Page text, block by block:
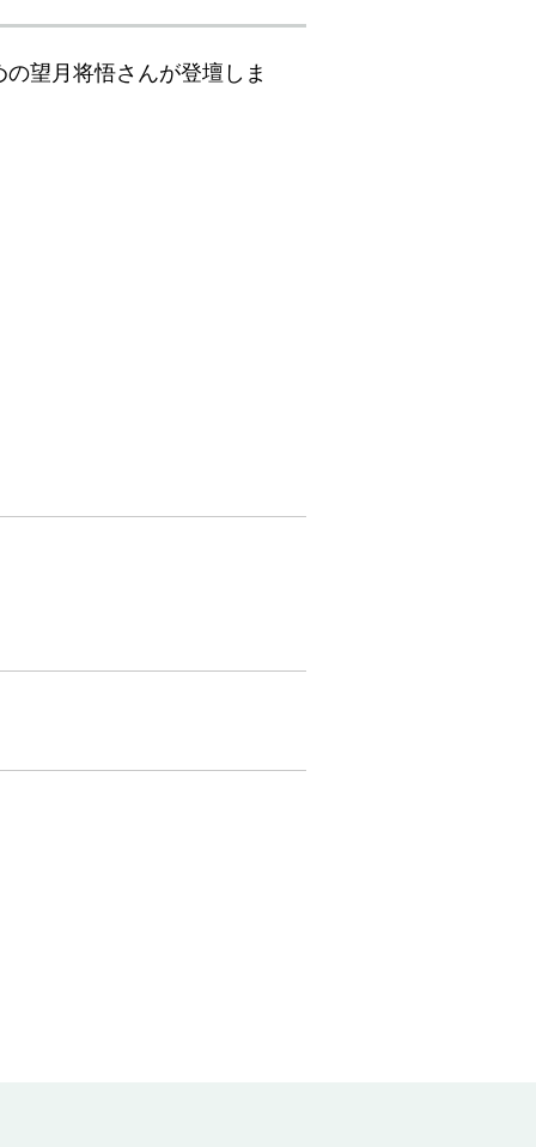
望月将悟さんが登壇しま